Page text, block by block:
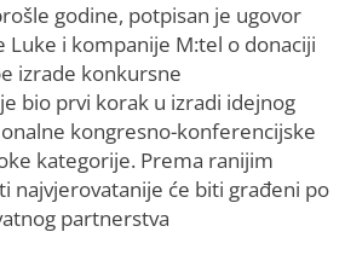
godine, potpisan je ugovor
Luke i kompanije M:tel o donaciji
izrade konkursne
bio prvi korak u izradi idejnog
kongresno-konferencijske
kategorije. Prema ranijim
najvjerovatanije će biti građeni po
partnerstva